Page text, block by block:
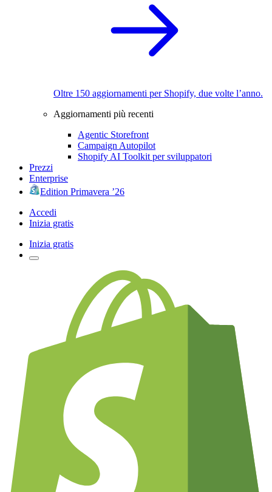
Oltre 150 aggiornamenti per Shopify, due volte l’anno.
Aggiornamenti più recenti
Agentic Storefront
Campaign Autopilot
Shopify AI Toolkit per sviluppatori
Prezzi
Enterprise
Edition Primavera ’26
Accedi
Inizia gratis
Inizia gratis